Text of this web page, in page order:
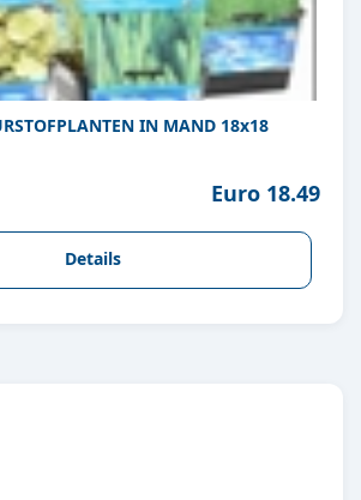
ZUURSTOFPLANTEN IN MAND 18x18
Euro 18.49
Details